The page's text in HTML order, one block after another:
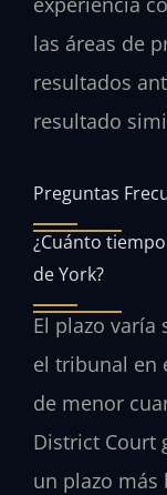
las áreas de
resultados
resultado
Preguntas
¿Cuánto
de York?
El plazo varía
el tribunal en
de menor
District Court
un plazo más